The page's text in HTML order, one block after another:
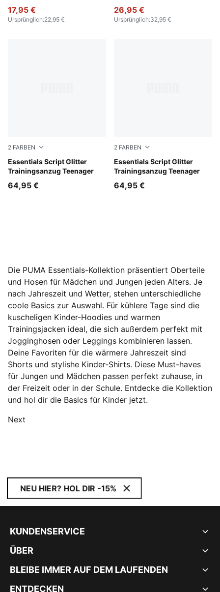
17,95 €
Ursprünglich:22,95 €
26,95 €
Ursprünglich:32,95 €
2 FARBEN
Essentials Script Glitter
Trainingsanzug Teenager
Misty Pink
64,95 €
2 FARBEN
Essentials Script Glitter
Trainingsanzug Teenager
Puma Black
64,95 €
Die PUMA Essentials-Kollektion präsentiert Oberteile
und Hosen für Mädchen und Jungen jeden Alters. Je
nach Jahreszeit und Wetter, stehen unterschiedliche
coole Basics zur Auswahl. Für kühlere Tage sind die
kuscheligen Kinder-Hoodies und warmen
Trainingsjacken ideal, die sich außerdem perfekt mit
Jogginghosen oder Leggings kombinieren lassen.
Deine Favoriten für die wärmere Jahreszeit sind
Shorts und stylishe Kinder-Shirts. Diese Must-haves
für Jungen und Mädchen passen perfekt zuhause, in
der Freizeit oder in der Schule. Entdecke die Kollektion
und hol dir die Basics für Kinder jetzt.
Next
NEU HIER? HOL DIR -15%
KUNDENSERVICE
ÜBER
BLEIBE IMMER AUF DEM LAUFENDEN
ENTDECKEN